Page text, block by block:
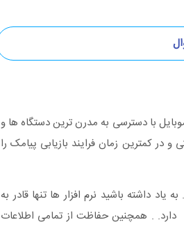
با دسترسی به مدرن ترین دستگاه ها و
در کمترین زمان فرایند بازیابی پیامک را
داشته باشید نرم افزار ها تنها قادر به
دارد. . همچنین حفاظت از تمامی اطلاعات